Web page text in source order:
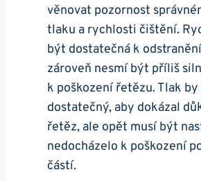
věnovat pozornost
tlaku a rychlosti čištění.
‍být dostatečná k
zároveň nesmí být příliš
k poškození řetězu. ​Tlak
dostatečný, aby dokázal
řetěz, ale opět musí být⁢
nedocházelo​ k poškození
částí.